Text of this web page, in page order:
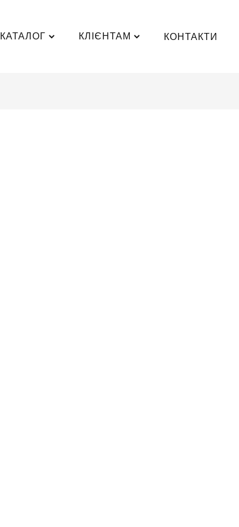
КАТАЛОГ КЛІЄНТАМ КОНТАКТИ